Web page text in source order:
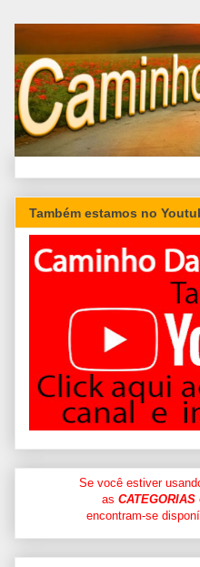
Também estamos no
Se você estiver
as CATEGORIAS
encontram-se